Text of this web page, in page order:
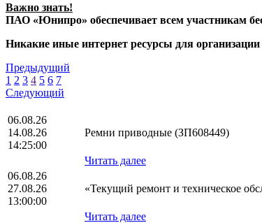
Важно знать!
ПАО «Юнипро» обеспечивает всем участникам
Никакие иные интернет ресурсы для
Предыдущий
1 2 3 4 5 6 7
Следующий
06.08.26
14.08.26
14:25:00
Ремни приводные (ЗП608449)
Читать далее
06.08.26
27.08.26
13:00:00
«Текущий ремонт и техническое
Читать далее